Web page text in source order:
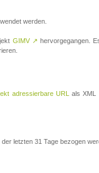
werden.
GIMV ↗ hervorgegangen.
adressierbare URL
als XML
letzten 31 Tage bezogen